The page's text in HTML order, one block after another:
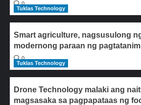
0
Tuklas Technology
Smart agriculture, nagsusulong
modernong paraan ng pagtatanim
0
Tuklas Technology
Drone Technology malaki ang
magsasaka sa pagpapataas ng